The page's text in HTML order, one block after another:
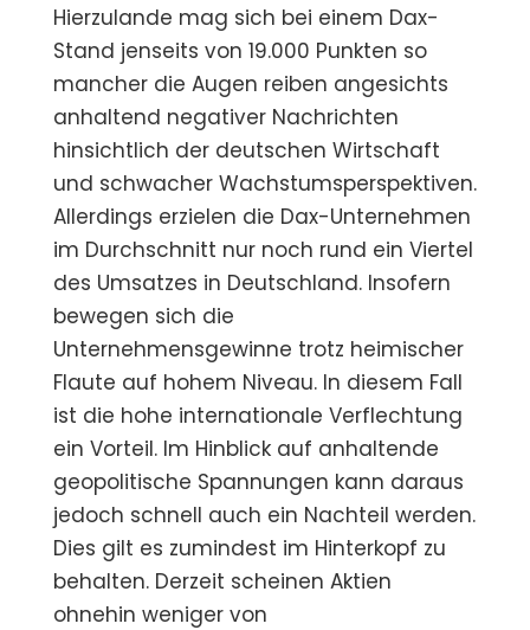
Hierzulande mag sich bei einem Dax-
Stand jenseits von 19.000 Punkten so
mancher die Augen reiben angesichts
anhaltend negativer Nachrichten
hinsichtlich der deutschen Wirtschaft
und schwacher Wachstumsperspektiven.
Allerdings erzielen die Dax-Unternehmen
im Durchschnitt nur noch rund ein Viertel
des Umsatzes in Deutschland. Insofern
bewegen sich die
Unternehmensgewinne trotz heimischer
Flaute auf hohem Niveau. In diesem Fall
ist die hohe internationale Verflechtung
ein Vorteil. Im Hinblick auf anhaltende
geopolitische Spannungen kann daraus
jedoch schnell auch ein Nachteil werden.
Dies gilt es zumindest im Hinterkopf zu
behalten. Derzeit scheinen Aktien
ohnehin weniger von